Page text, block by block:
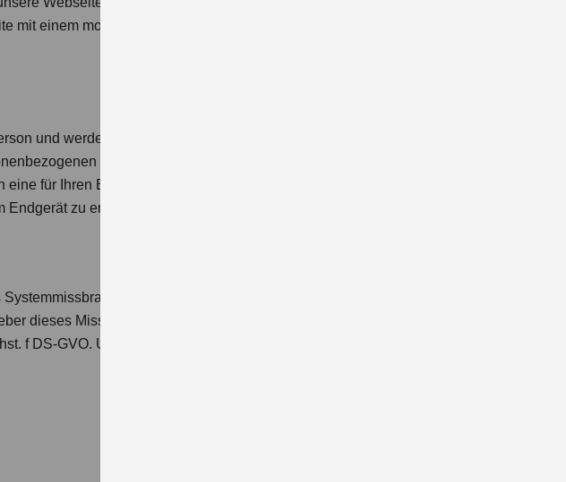
mit einem mobilen Endgerät, wie z.B. mit dem
und werden zur Verbesserung unseres
Daten ist ein berechtigtes Interesse,
für Ihren Browser optimierte Website zu
zu ermöglichen.
in Zusammenarbeit mit Ihrem
dieses Missbrauchs zu ermitteln.
f DS-GVO. Unser berechtigtes Interesse ist dabei